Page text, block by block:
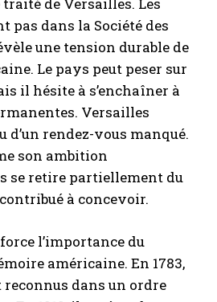
pas dans la Société des
une tension durable de
Le pays peut peser sur
il hésite à s’enchaîner à
Versailles
rendez-vous manqué.
son ambition
se retire partiellement du
à concevoir.
l’importance du
américaine. En 1783,
dans un ordre